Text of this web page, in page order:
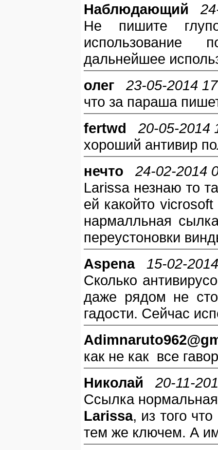
Наблюдающий
Не пишите
использование
дальнейшее
олег 23-05-2014
что за параша
fertwd 20-05-2014
хороший антивир
нечто 24-02-2014
Larissa незнаю то
ей какойто
нармалльная
переустоновки
Aspena 15-02-
Сколько
даже рядом не
гадости. Сейчас
как не как все
Николай 20-11-
Ссылка
Larissa, из того
тем же ключем. А